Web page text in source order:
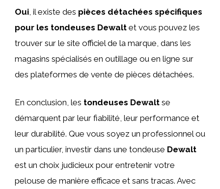
Oui , il existe des pièces détachées spécifiques
pour les tondeuses Dewalt et vous pouvez les
trouver sur le site officiel de la marque, dans les
magasins spécialisés en outillage ou en ligne sur
des plateformes de vente de pièces détachées.
En conclusion, les tondeuses Dewalt se
démarquent par leur fiabilité, leur performance et
leur durabilité. Que vous soyez un professionnel ou
un particulier, investir dans une tondeuse Dewalt
est un choix judicieux pour entretenir votre
pelouse de manière efficace et sans tracas. Avec